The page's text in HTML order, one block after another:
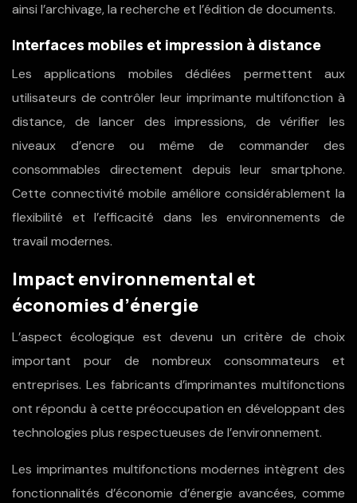
ainsi l’archivage, la recherche et l’édition de documents.
Interfaces mobiles et impression à distance
Les applications mobiles dédiées permettent aux
utilisateurs de contrôler leur imprimante multifonction à
distance, de lancer des impressions, de vérifier les
niveaux d’encre ou même de commander des
consommables directement depuis leur smartphone.
Cette connectivité mobile améliore considérablement la
flexibilité et l’efficacité dans les environnements de
travail modernes.
Impact environnemental et
économies d’énergie
L’aspect écologique est devenu un critère de choix
important pour de nombreux consommateurs et
entreprises. Les fabricants d’imprimantes multifonctions
ont répondu à cette préoccupation en développant des
technologies plus respectueuses de l’environnement.
Les imprimantes multifonctions modernes intègrent des
fonctionnalités d’économie d’énergie avancées, comme